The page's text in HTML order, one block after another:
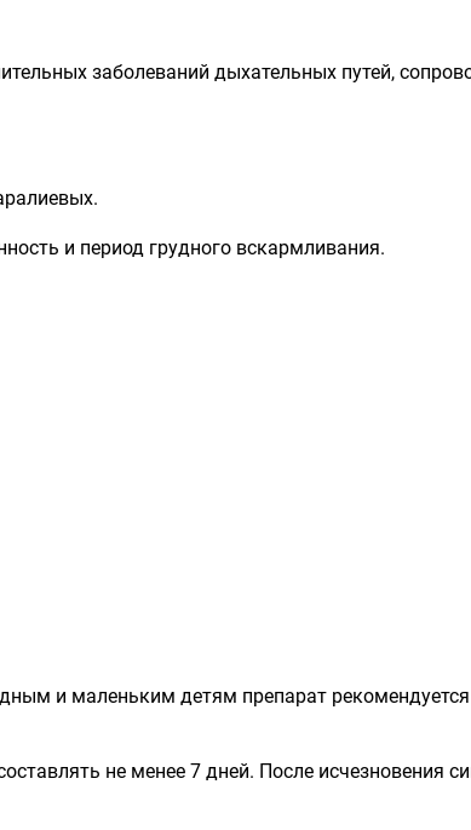
заболеваний дыхательных путей,
и период грудного вскармливания.
и маленьким детям препарат
не менее 7 дней. После исчезновения